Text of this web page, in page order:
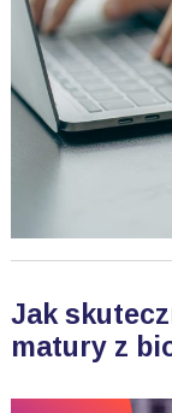
Jak
matury z